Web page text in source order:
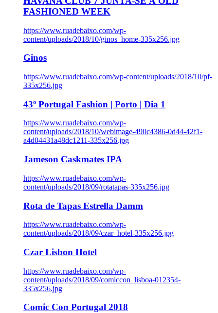
FASHIONED WEEK
https://www.ruadebaixo.com/wp-
content/uploads/2018/10/ginos_home-335x256.jpg
Ginos
https://www.ruadebaixo.com/wp-content/uploads/2018/10/pf-
335x256.jpg
43º Portugal Fashion | Porto | Dia 1
https://www.ruadebaixo.com/wp-
content/uploads/2018/10/webimage-490c4386-0d44-42f1-
a4d04431a48dc1211-335x256.jpg
Jameson Caskmates IPA
https://www.ruadebaixo.com/wp-
content/uploads/2018/09/rotatapas-335x256.jpg
Rota de Tapas Estrella Damm
https://www.ruadebaixo.com/wp-
content/uploads/2018/09/czar_hotel-335x256.jpg
Czar Lisbon Hotel
https://www.ruadebaixo.com/wp-
content/uploads/2018/09/comiccon_lisboa-012354-
335x256.jpg
Comic Con Portugal 2018